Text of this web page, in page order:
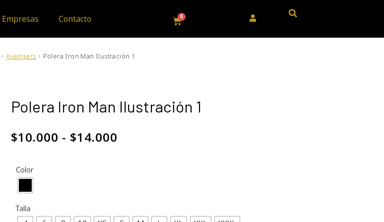
Empresas Contacto
Avengers Polera Iron Man Ilustración 1
Polera Iron Man Ilustración 1
$10.000 - $14.000
Color
Talla